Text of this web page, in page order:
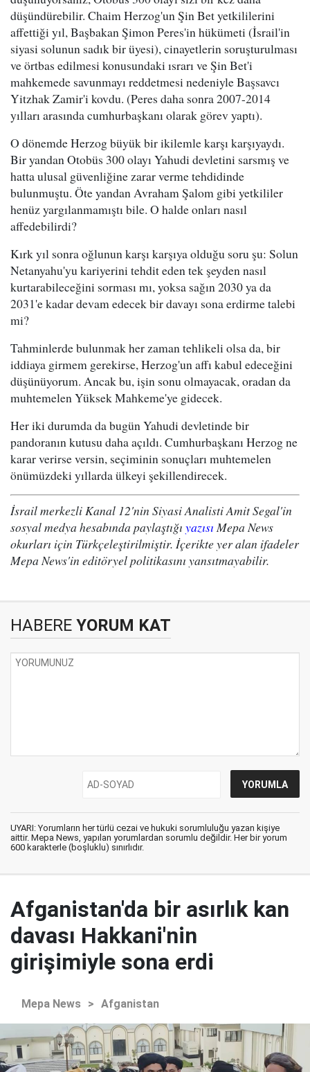
düşündürebilir. Chaim Herzog'un Şin Bet yetkililerini
affettiği yıl, Başbakan Şimon Peres'in hükümeti (İsrail'in
siyasi solunun sadık bir üyesi), cinayetlerin soruşturulması
ve örtbas edilmesi konusundaki ısrarı ve Şin Bet'i
mahkemede savunmayı reddetmesi nedeniyle Başsavcı
Yitzhak Zamir'i kovdu. (Peres daha sonra 2007-2014
yılları arasında cumhurbaşkanı olarak görev yaptı).
O dönemde Herzog büyük bir ikilemle karşı karşıyaydı.
Bir yandan Otobüs 300 olayı Yahudi devletini sarsmış ve
hatta ulusal güvenliğine zarar verme tehdidinde
bulunmuştu. Öte yandan Avraham Şalom gibi yetkililer
henüz yargılanmamıştı bile. O halde onları nasıl
affedebilirdi?
Kırk yıl sonra oğlunun karşı karşıya olduğu soru şu: Solun
Netanyahu'yu kariyerini tehdit eden tek şeyden nasıl
kurtarabileceğini sorması mı, yoksa sağın 2030 ya da
2031'e kadar devam edecek bir davayı sona erdirme talebi
mi?
Tahminlerde bulunmak her zaman tehlikeli olsa da, bir
iddiaya girmem gerekirse, Herzog'un affı kabul edeceğini
düşünüyorum. Ancak bu, işin sonu olmayacak, oradan da
muhtemelen Yüksek Mahkeme'ye gidecek.
Her iki durumda da bugün Yahudi devletinde bir
pandoranın kutusu daha açıldı. Cumhurbaşkanı Herzog ne
karar verirse versin, seçiminin sonuçları muhtemelen
önümüzdeki yıllarda ülkeyi şekillendirecek.
İsrail merkezli Kanal 12'nin Siyasi Analisti Amit Segal'in
sosyal medya hesabında paylaştığı yazısı Mepa News
okurları için Türkçeleştirilmiştir. İçerikte yer alan ifadeler
Mepa News'in editöryel politikasını yansıtmayabilir.
HABERE YORUM KAT
UYARI: Yorumların her türlü cezai ve hukuki sorumluluğu yazan kişiye
aittir. Mepa News, yapılan yorumlardan sorumlu değildir. Her bir yorum
600 karakterle (boşluklu) sınırlıdır.
Afganistan'da bir asırlık kan
davası Hakkani'nin
girişimiyle sona erdi
Mepa News > Afganistan